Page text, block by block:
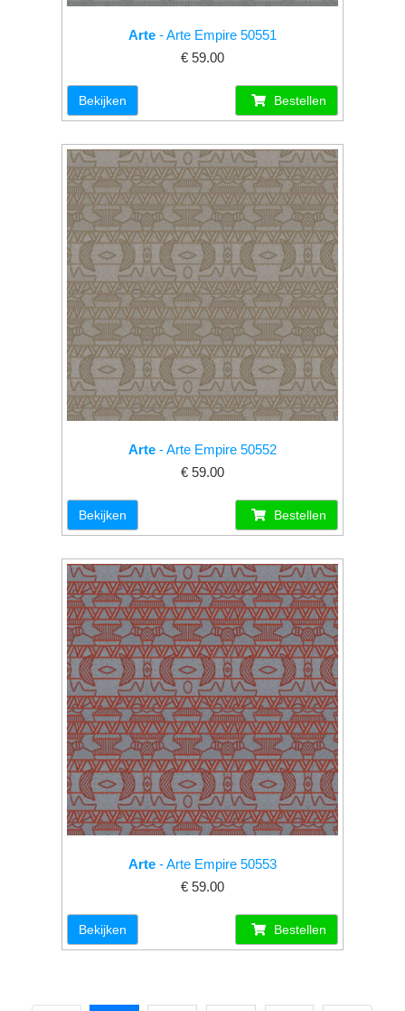
Arte - Arte Empire 50551
€ 59.00
Bekijken Bestellen
Arte - Arte Empire 50552
€ 59.00
Bekijken Bestellen
Arte - Arte Empire 50553
€ 59.00
Bekijken Bestellen